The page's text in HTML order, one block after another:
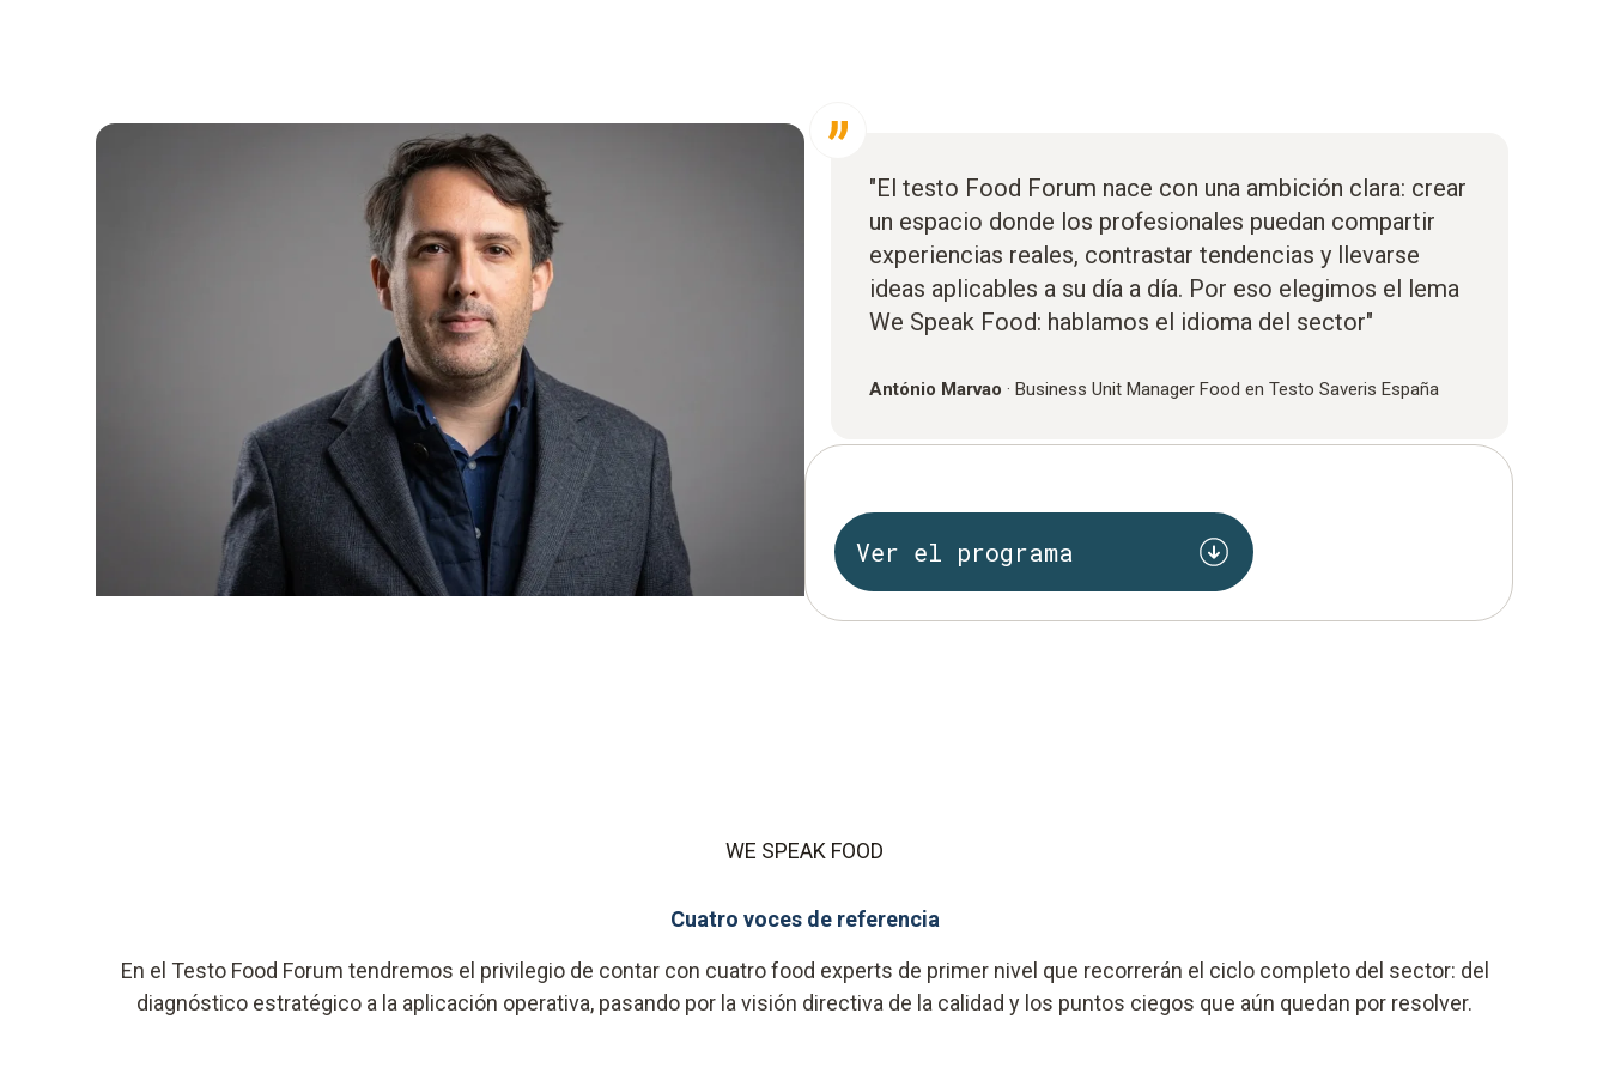
"El testo Food Forum nace con una ambición clara: crear
un espacio donde los profesionales puedan compartir
experiencias reales, contrastar tendencias y llevarse
ideas aplicables a su día a día. Por eso elegimos el lema
We Speak Food: hablamos el idioma del sector"
António Marvao · Business Unit Manager Food en Testo Saveris España
Ver el programa
WE SPEAK FOOD
Cuatro voces de referencia
En el Testo Food Forum tendremos el privilegio de contar con cuatro food experts de primer nivel que recorrerán el ciclo completo del sector: del
diagnóstico estratégico a la aplicación operativa, pasando por la visión directiva de la calidad y los puntos ciegos que aún quedan por resolver.